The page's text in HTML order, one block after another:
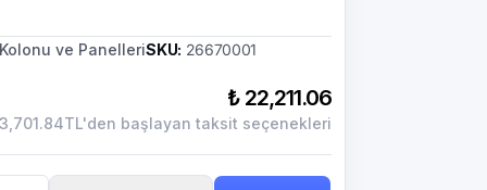
ve PanelleriSKU: 26670001
₺ 22,211.06
3,701.84TL'den başlayan taksit seçenekleri